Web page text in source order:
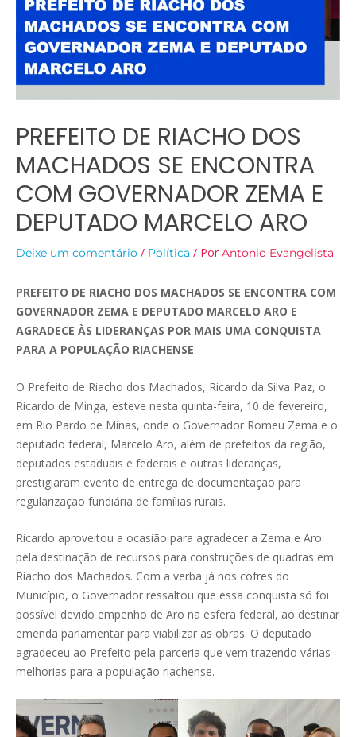
PREFEITO DE RIACHO DOS
MACHADOS SE ENCONTRA
COM GOVERNADOR ZEMA E
DEPUTADO MARCELO ARO
Deixe um comentário / Política / Por Antonio Evangelista
PREFEITO DE RIACHO DOS MACHADOS SE ENCONTRA COM
GOVERNADOR ZEMA E DEPUTADO MARCELO ARO E
AGRADECE ÀS LIDERANÇAS POR MAIS UMA CONQUISTA
PARA A POPULAÇÃO RIACHENSE
O Prefeito de Riacho dos Machados, Ricardo da Silva Paz, o
Ricardo de Minga, esteve nesta quinta-feira, 10 de fevereiro,
em Rio Pardo de Minas, onde o Governador Romeu Zema e o
deputado federal, Marcelo Aro, além de prefeitos da região,
deputados estaduais e federais e outras lideranças,
prestigiaram evento de entrega de documentação para
regularização fundiária de famílias rurais.
Ricardo aproveitou a ocasião para agradecer a Zema e Aro
pela destinação de recursos para construções de quadras em
Riacho dos Machados. Com a verba já nos cofres do
Município, o Governador ressaltou que essa conquista só foi
possível devido empenho de Aro na esfera federal, ao destinar
emenda parlamentar para viabilizar as obras. O deputado
agradeceu ao Prefeito pela parceria que vem trazendo várias
melhorias para a população riachense.